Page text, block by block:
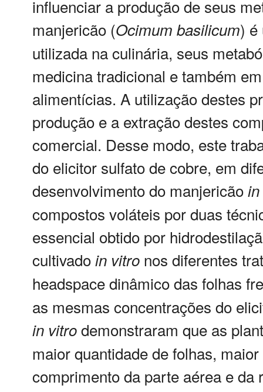
influenciar a produção de seus
manjericão (Ocimum basilicum) é
utilizada na culinária, seus
medicina tradicional e também
alimentícias. A utilização destes
produção e a extração destes
comercial. Desse modo, este
do elicitor sulfato de cobre, em
desenvolvimento do manjericãoin
compostos voláteis por duas
essencial obtido por
cultivadoin vitro nos diferentes
headspace dinâmico das folhas
as mesmas concentrações do
in vitrodemonstraram que as
maior quantidade de folhas,
comprimento da parte aérea e